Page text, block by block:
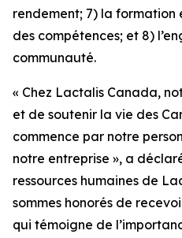
rendement; 7) la
des compétences; et 8)
communauté.
« Chez Lactalis Canada,
et de soutenir la vie des
commence par notre
notre entreprise », a
ressources humaines de
sommes honorés de
qui témoigne de